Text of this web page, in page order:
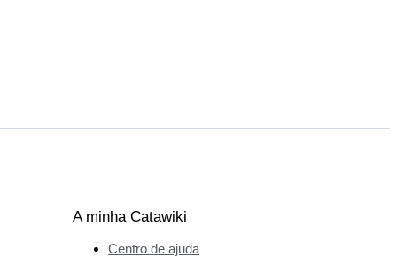
A minha Catawiki
Centro de ajuda